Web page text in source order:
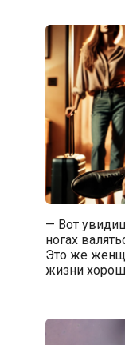
— Вот
ногах
Это же
жизни